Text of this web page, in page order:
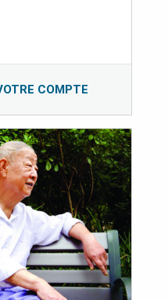
COMPTE